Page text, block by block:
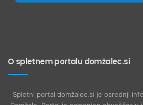
O spletnem portalu domžalec.si
Spletni portal domžalec.si je osrednji